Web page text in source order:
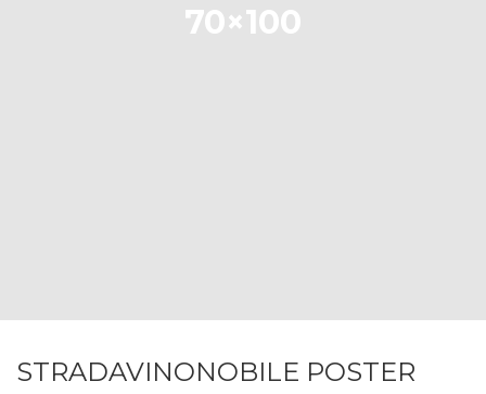
70×100
STRADAVINONOBILE POSTER